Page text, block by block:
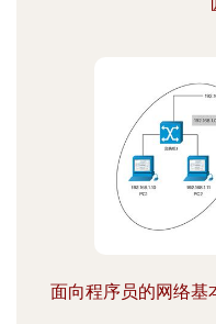
面向程序员的网络基